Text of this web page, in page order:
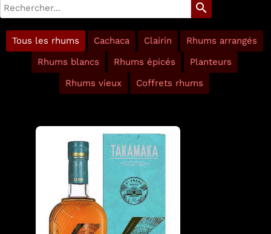
search
Tous les rhums Cachaca Clairin
Rhums arrangés
Rhums blancs
Rhums épicés
Planteurs
Rhums vieux
Coffrets rhums